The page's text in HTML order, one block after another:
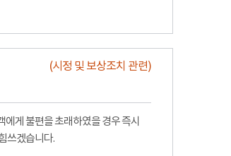
(시정 및 보상조치 관련)
게 불편을 초래하였을 경우 즉시
쓰겠습니다.